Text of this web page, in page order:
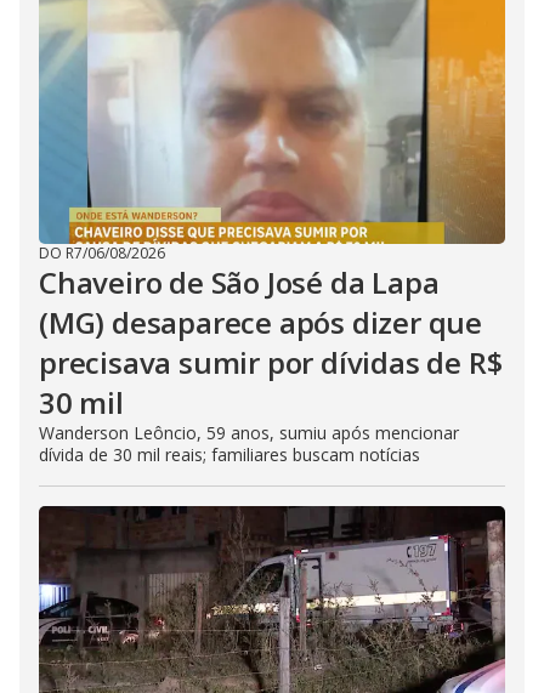
DO R7/06/08/2026
Chaveiro de São José da Lapa
(MG) desaparece após dizer que
precisava sumir por dívidas de R$
30 mil
Wanderson Leôncio, 59 anos, sumiu após mencionar
dívida de 30 mil reais; familiares buscam notícias